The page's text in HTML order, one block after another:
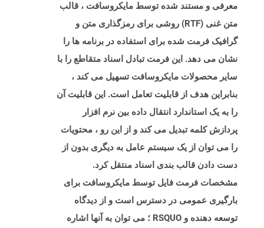
معرفی و مستند شده توسط مایکروسافت ، قالب
متن غنی (RTF) روشی برای رمزگذاری متن و
گرافیک فرمت شده برای استفاده در برنامه ها را
نشان می دهد. این فرمت تبادل اسناد متقاطع را با
سایر محصولات مایکروسافت تسهیل می کند ،
بنابراین هدف از قابلیت تعامل است. این قابلیت آن
را به یک استاندارد انتقال داده بین نرم افزار
پردازش کلمه تبدیل می کند و از این رو ، محتویات
را می توان از یک سیستم عامل به دیگری بدون از
دست دادن قالب بندی اسناد منتقل کرد.
مشخصات فرمت فایل توسط مایکروسافت برای
بارگیری عمومی در دسترس است و از دیدگاه
توسعه دهنده و RSQUO ؛ می توان به آنها اشاره